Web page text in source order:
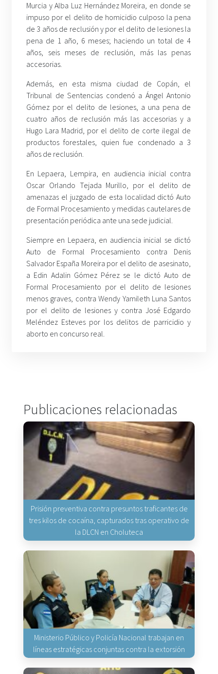
Murcia y Alba Luz Hernández Moreira, en donde se
impuso por el delito de homicidio culposo la pena
de 3 años de reclusión y por el delito de lesiones la
pena de 1 año, 6 meses; haciendo un total de 4
años, seis meses de reclusión, más las penas
accesorias.
Además, en esta misma ciudad de Copán, el
Tribunal de Sentencias condenó a Ángel Antonio
Gómez por el delito de lesiones, a una pena de
cuatro años de reclusión más las accesorias y a
Hugo Lara Madrid, por el delito de corte ilegal de
productos forestales, quien fue condenado a 3
años de reclusión.
En Lepaera, Lempira, en audiencia inicial contra
Oscar Orlando Tejada Murillo, por el delito de
amenazas el juzgado de esta localidad dictó Auto
de Formal Procesamiento y medidas cautelares de
presentación periódica ante una sede judicial.
Siempre en Lepaera, en audiencia inicial se dictó
Auto de Formal Procesamiento contra Denis
Salvador España Moreira por el delito de asesinato,
a Edin Adalin Gómez Pérez se le dictó Auto de
Formal Procesamiento por el delito de lesiones
menos graves, contra Wendy Yamileth Luna Santos
por el delito de lesiones y contra José Edgardo
Meléndez Esteves por los delitos de parricidio y
aborto en concurso real.
Publicaciones relacionadas
Prisión preventiva contra presuntos traficantes de
tres kilos de cocaína, capturados tras operativo de
la DLCN en Choluteca
Ministerio Público y Policía Nacional trabajan en
líneas estratégicas conjuntas contra la extorsión